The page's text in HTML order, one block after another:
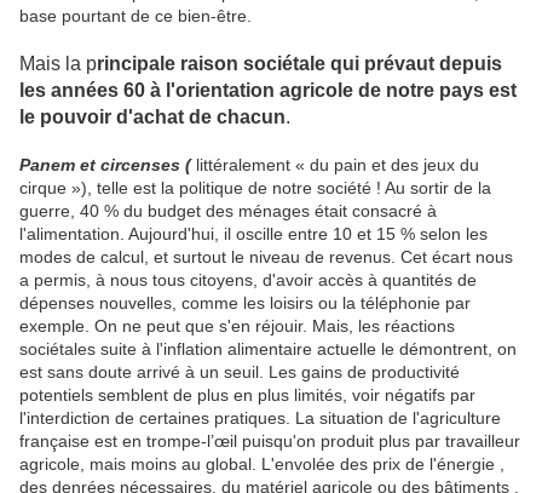
base pourtant de ce bien-être.
Mais la principale raison sociétale qui prévaut depuis
les années 60 à l'orientation agricole de notre pays est
le pouvoir d'achat de chacun.
Panem et circenses (littéralement « du pain et des jeux du
cirque »), telle est la politique de notre société ! Au sortir de la
guerre, 40 % du budget des ménages était consacré à
l'alimentation. Aujourd'hui, il oscille entre 10 et 15 % selon les
modes de calcul, et surtout le niveau de revenus. Cet écart nous
a permis, à nous tous citoyens, d'avoir accès à quantités de
dépenses nouvelles, comme les loisirs ou la téléphonie par
exemple. On ne peut que s'en réjouir. Mais, les réactions
sociétales suite à l'inflation alimentaire actuelle le démontrent, on
est sans doute arrivé à un seuil. Les gains de productivité
potentiels semblent de plus en plus limités, voir négatifs par
l'interdiction de certaines pratiques. La situation de l'agriculture
française est en trompe-l’œil puisqu'on produit plus par travailleur
agricole, mais moins au global. L'envolée des prix de l'énergie ,
des denrées nécessaires, du matériel agricole ou des bâtiments ,